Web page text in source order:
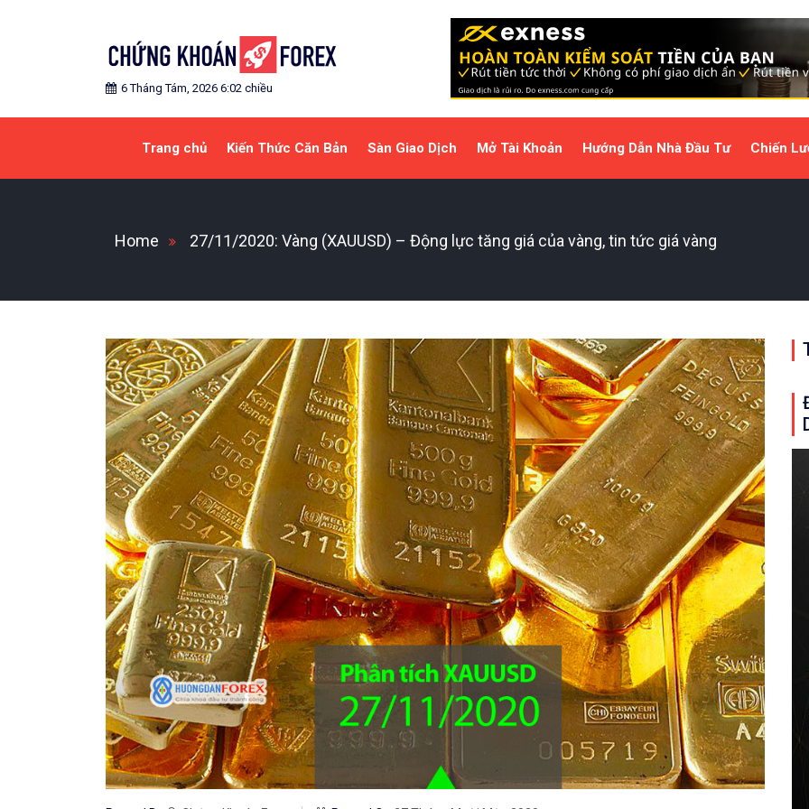
CHỨNG KHOÁN FOREX
Blog chia sẻ về Chứng Khoán và Forex
6 Tháng Tám, 2026 6:02 chiều
Trang chủ Kiến Thức Căn Bản Sàn Giao Dịch Mở Tài Khoản Hướng Dẫn Nhà Đầu Tư Chiến
Home 27/11/2020: Vàng (XAUUSD) – Động lực tăng giá của vàng, tin tức giá vàng